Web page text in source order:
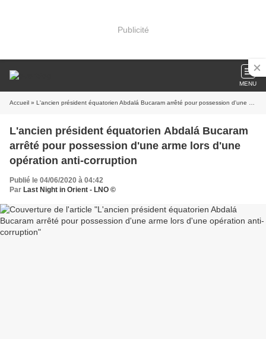
Publicité
MENU
Accueil » L'ancien président équatorien Abdalá Bucaram arrêté pour possession d'une arme lors d'une opération anti-corruption
L'ancien président équatorien Abdalá Bucaram
arrêté pour possession d'une arme lors d'une
opération anti-corruption
Publié le 04/06/2020 à 04:42
Par Last Night in Orient - LNO ©